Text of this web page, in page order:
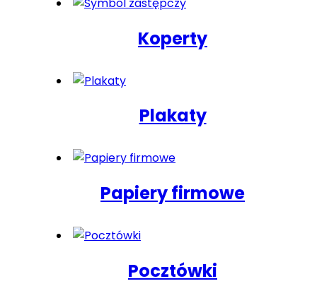
Koperty
Plakaty
Papiery firmowe
Pocztówki